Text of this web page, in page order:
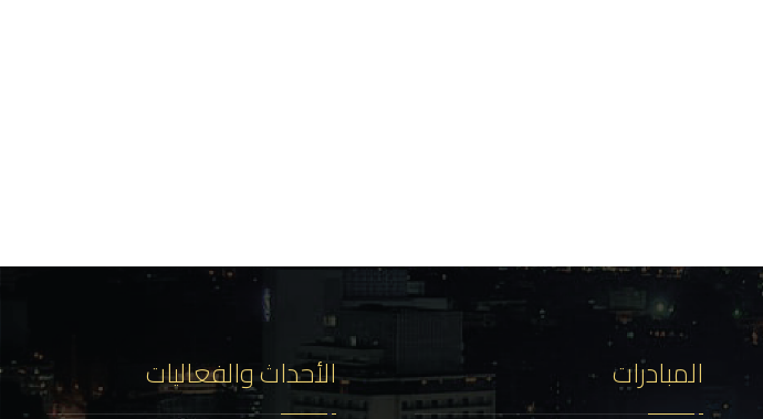
المبادرات الأحداث والفعاليات